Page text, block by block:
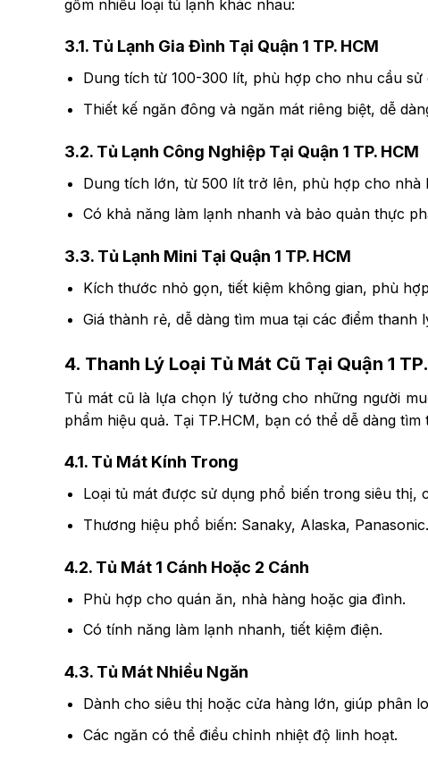
gồm nhiều loại tủ lạnh khác nhau:
3.1. Tủ Lạnh Gia Đình Tại Quận 1 TP. HCM
Dung tích từ 100-300 lít, phù hợp cho nhu cầu
Thiết kế ngăn đông và ngăn mát riêng biệt, dễ
3.2. Tủ Lạnh Công Nghiệp Tại Quận 1 TP. HCM
Dung tích lớn, từ 500 lít trở lên, phù hợp cho
Có khả năng làm lạnh nhanh và bảo quản thực
3.3. Tủ Lạnh Mini Tại Quận 1 TP. HCM
Kích thước nhỏ gọn, tiết kiệm không gian, phù
Giá thành rẻ, dễ dàng tìm mua tại các điểm thanh
4. Thanh Lý Loại Tủ Mát Cũ Tại Quận 1
Tủ mát cũ là lựa chọn lý tưởng cho những người
phẩm hiệu quả. Tại TP.HCM, bạn có thể dễ dàng tìm
4.1. Tủ Mát Kính Trong
Loại tủ mát được sử dụng phổ biến trong siêu
Thương hiệu phổ biến: Sanaky, Alaska, Panasonic.
4.2. Tủ Mát 1 Cánh Hoặc 2 Cánh
Phù hợp cho quán ăn, nhà hàng hoặc gia đình.
Có tính năng làm lạnh nhanh, tiết kiệm điện.
4.3. Tủ Mát Nhiều Ngăn
Dành cho siêu thị hoặc cửa hàng lớn, giúp phân
Các ngăn có thể điều chỉnh nhiệt độ linh hoạt.